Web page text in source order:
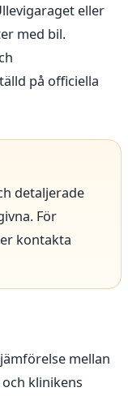
eller
med bil.
på officiella
detaljerade
För
kontakta
mellan
klinikens